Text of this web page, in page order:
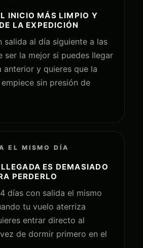
INICIO MÁS LIMPIO Y
LA EXPEDICIÓN
salida al día siguiente a las
ser la mejor si puedes llegar
anterior y quieres que la
sin presión de
EL MISMO DÍA
ES DEMASIADO
PERDERLO
días con salida el mismo
tu vuelo aterriza
entrar directo al
de dormir primero en el